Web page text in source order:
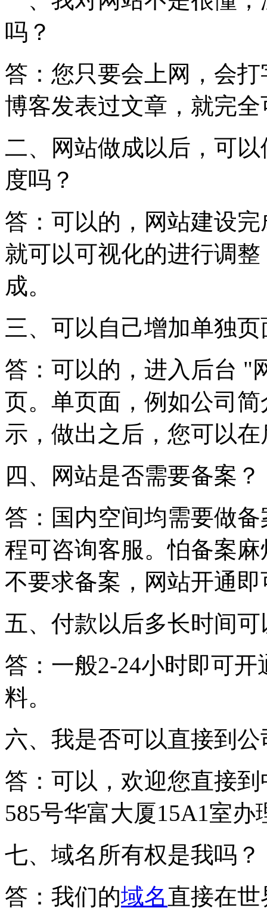
吗？
答：您只要会上网，会
博客发表过文章，就完全
二、网站做成以后，可
度吗？
答：可以的，网站建设
就可以可视化的进行调
成。
三、可以自己增加单独页
答：可以的，进入后台 "
页。单页面，例如公司
示，做出之后，您可以
四、网站是否需要备案？
答：国内空间均需要做
程可咨询客服。怕备案
不要求备案，网站开通
五、付款以后多长时间
答：一般2-24小时即可
料。
六、我是否可以直接到
答：可以，欢迎您直接
585号华富大厦15A1室办
七、域名所有权是我吗？
答：我们的域名直接在